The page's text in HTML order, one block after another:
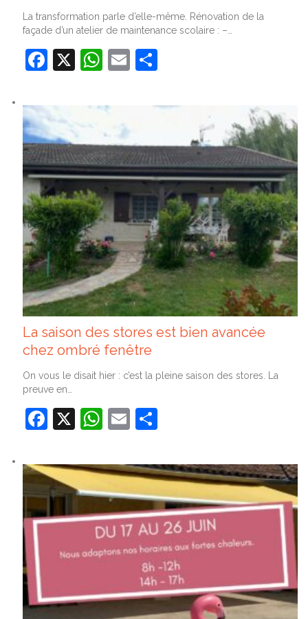
La transformation parle d’elle-même. Rénovation de la
façade d’un atelier de maintenance scolaire : –…
Facebook
X WhatsApp
Email
La saison des stores est bien avancée
chez ombré fenêtre
On vous le disait hier : c’est la pleine saison des stores. La
preuve en…
Facebook
X WhatsApp
Email